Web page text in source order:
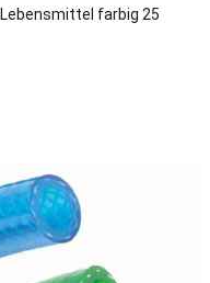
farbig 25